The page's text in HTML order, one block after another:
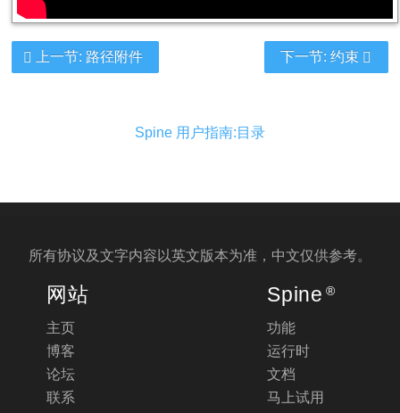
下一节: 约束
上一节: 路径附件
Spine 用户指南:目录
所有协议及文字内容以英文版本为准，中文仅供参考。
网站
主页
博客
论坛
联系
Spine ®
功能
运行时
文档
马上试用